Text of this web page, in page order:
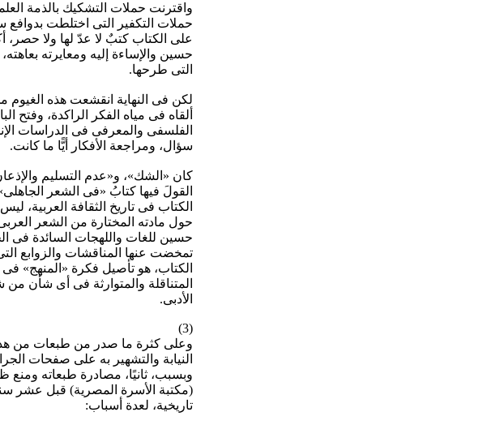
واقترنت حملات التشكيك بالذمة
حملات التكفير التى اختلطت بدوافع
على الكتاب كتبٌ لا عدّ لها ولا
حسين والإساءة إليه ومعايرته
التى طرحها.
لكن فى النهاية انقشعت هذه الغيوم
ألقاه فى مياه الفكر الراكدة، وفتح
الفلسفى والمعرفى فى الدراسات
سؤال، ومراجعة الأفكار أيًّا ما كانت.
كان «الشك»، و«عدم التسليم
القولَ فيها كتابُ «فى الشعر
الكتاب فى تاريخ الثقافة العربية،
حول مادته المختارة من الشعر
حسين للغات واللهجات السائدة فى
تمخضت عنها المناقشات والزوابع
الكتاب، هو تأصيل فكرة «المنهج»
المتناقلة والمتوارثة فى أى شأن
الأدبى.
(3)
وعلى كثرة ما صدر من طبعات من
النيابة والتشهير به على صفحات
وبسبب، ثانيًا، مصادرة طبعاته ومنع
(مكتبة الأسرة المصرية) قبل عشر
تاريخية، لعدة أسباب: